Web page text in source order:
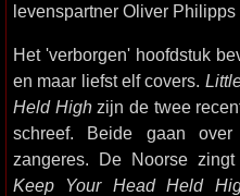
levenspartner Oliver
Het 'verborgen' hoofdstuk
en maar liefst elf covers.
Held Highzijn de twee
schreef. Beide gaan
zangeres. De Noorse
Keep Your Head Held